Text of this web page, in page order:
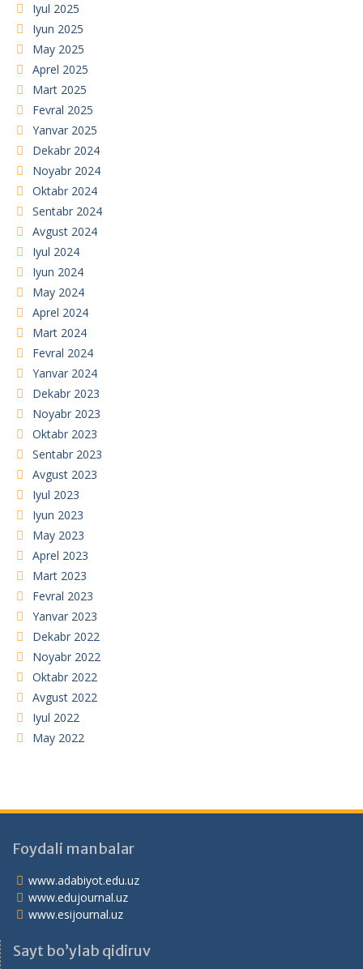
Iyul 2025
Iyun 2025
May 2025
Aprel 2025
Mart 2025
Fevral 2025
Yanvar 2025
Dekabr 2024
Noyabr 2024
Oktabr 2024
Sentabr 2024
Avgust 2024
Iyul 2024
Iyun 2024
May 2024
Aprel 2024
Mart 2024
Fevral 2024
Yanvar 2024
Dekabr 2023
Noyabr 2023
Oktabr 2023
Sentabr 2023
Avgust 2023
Iyul 2023
Iyun 2023
May 2023
Aprel 2023
Mart 2023
Fevral 2023
Yanvar 2023
Dekabr 2022
Noyabr 2022
Oktabr 2022
Avgust 2022
Iyul 2022
May 2022
Foydali manbalar
www.adabiyot.edu.uz
www.edujournal.uz
www.esijournal.uz
Sayt bo’ylab qidiruv